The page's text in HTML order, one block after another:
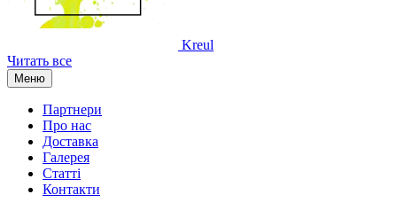
Kreul
Читать все
Меню
Партнери
Про нас
Доставка
Галерея
Статтi
Контакти